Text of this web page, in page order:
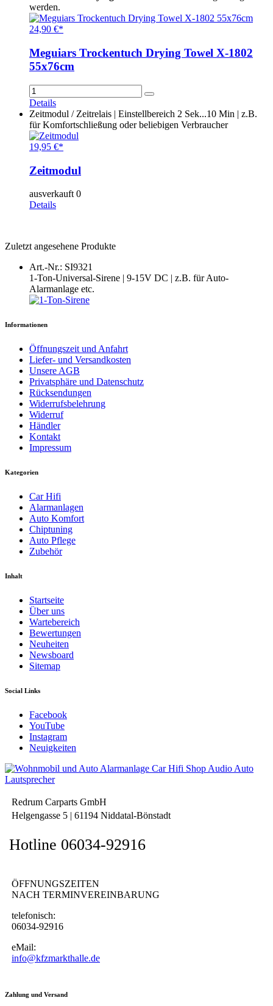
werden.
24,90 €*
Meguiars Trockentuch Drying Towel X-1802
55x76cm
Details
Zeitmodul / Zeitrelais | Einstellbereich 2 Sek...10 Min | z.B.
für Komfortschließung oder beliebigen Verbraucher
19,95 €*
Zeitmodul
ausverkauft 0
Details
Zuletzt angesehene Produkte
Art.-Nr.: SI9321
1-Ton-Universal-Sirene | 9-15V DC | z.B. für Auto-
Alarmanlage etc.
Informationen
Öffnungszeit und Anfahrt
Liefer- und Versandkosten
Unsere AGB
Privatsphäre und Datenschutz
Rücksendungen
Widerrufsbelehrung
Widerruf
Händler
Kontakt
Impressum
Kategorien
Car Hifi
Alarmanlagen
Auto Komfort
Chiptuning
Auto Pflege
Zubehör
Inhalt
Startseite
Über uns
Wartebereich
Bewertungen
Neuheiten
Newsboard
Sitemap
Social Links
Facebook
YouTube
Instagram
Neuigkeiten
Redrum Carparts GmbH
Helgengasse 5 | 61194 Niddatal-Bönstadt
Hotline 06034-92916
ÖFFNUNGSZEITEN
NACH TERMINVEREINBARUNG
telefonisch:
06034-92916
eMail:
info@kfzmarkthalle.de
Zahlung und Versand